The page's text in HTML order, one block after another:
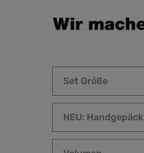
Set Größe
NEU: Handgepäck